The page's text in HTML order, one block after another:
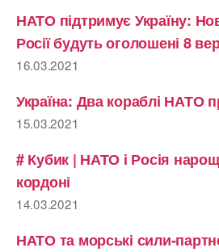
НАТО підтримує Україну:
Росії будуть оголошені 8
16.03.2021
Україна: Два кораблі НАТО
15.03.2021
# Кубик | НАТО і Росія
кордоні
14.03.2021
НАТО та морські сили-